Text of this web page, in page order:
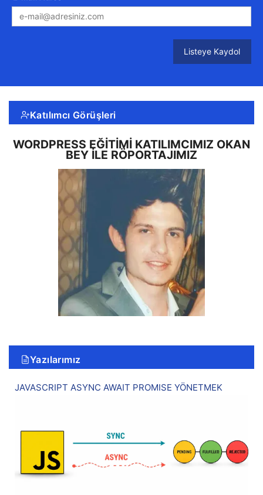
Listeye Kaydol
Katılımcı Görüşleri
WORDPRESS EĞITIMI KATILIMCIMIZ OKAN
BEY ILE RÖPORTAJIMIZ
Yazılarımız
JAVASCRIPT ASYNC AWAIT PROMISE YÖNETMEK